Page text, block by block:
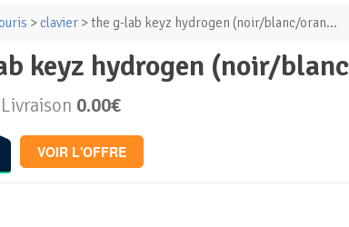
Alimentation PC
Boitier PC
Carte graphique
Carte mère
> clavier > the g-lab keyz hydrogen (noir/blanc/oran...
keyz hydrogen (noir/
Livraison 0.00€
VOIR L'OFFRE